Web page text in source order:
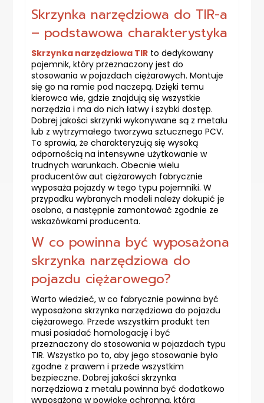
Skrzynka narzędziowa do TIR-a
– podstawowa charakterystyka
Skrzynka narzędziowa TIR to dedykowany
pojemnik, który przeznaczony jest do
stosowania w pojazdach ciężarowych. Montuje
się go na ramie pod naczepą. Dzięki temu
kierowca wie, gdzie znajdują się wszystkie
narzędzia i ma do nich łatwy i szybki dostęp.
Dobrej jakości skrzynki wykonywane są z metalu
lub z wytrzymałego tworzywa sztucznego PCV.
To sprawia, że charakteryzują się wysoką
odpornością na intensywne użytkowanie w
trudnych warunkach. Obecnie wielu
producentów aut ciężarowych fabrycznie
wyposaża pojazdy w tego typu pojemniki. W
przypadku wybranych modeli należy dokupić je
osobno, a następnie zamontować zgodnie ze
wskazówkami producenta.
W co powinna być wyposażona
skrzynka narzędziowa do
pojazdu ciężarowego?
Warto wiedzieć, w co fabrycznie powinna być
wyposażona skrzynka narzędziowa do pojazdu
ciężarowego. Przede wszystkim produkt ten
musi posiadać homologację i być
przeznaczony do stosowania w pojazdach typu
TIR. Wszystko po to, aby jego stosowanie było
zgodne z prawem i przede wszystkim
bezpieczne. Dobrej jakości skrzynka
narzędziowa z metalu powinna być dodatkowo
wyposażona w powłokę ochronną, która